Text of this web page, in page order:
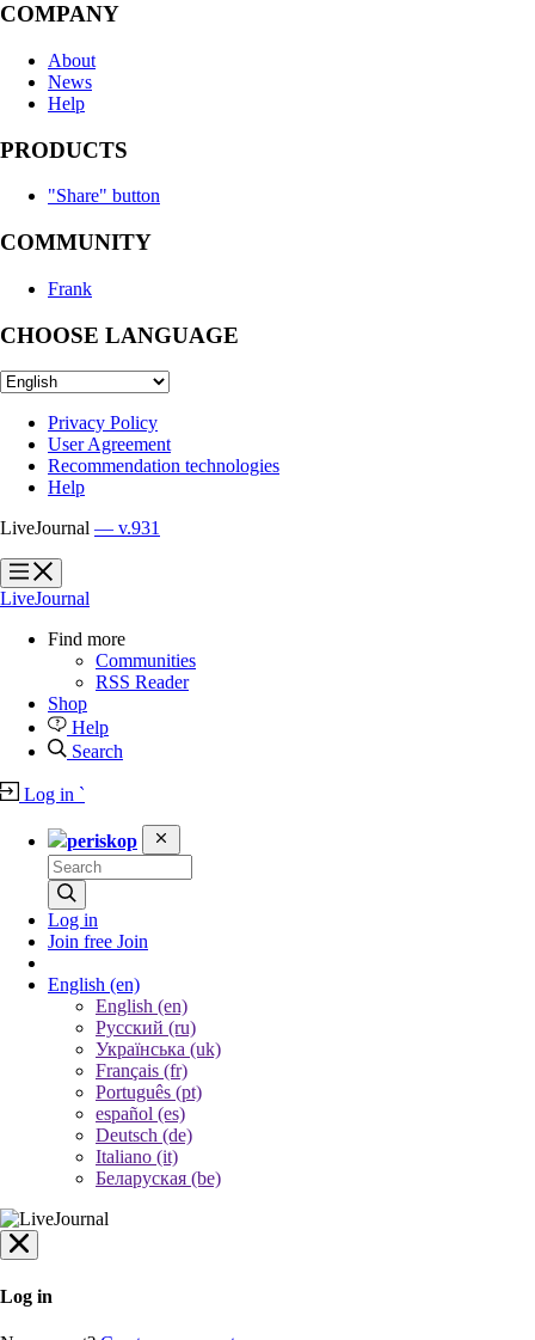
COMPANY
About
News
Help
PRODUCTS
"Share" button
COMMUNITY
Frank
CHOOSE LANGUAGE
Privacy Policy
User Agreement
Recommendation technologies
Help
LiveJournal — v.931
?
?
LiveJournal
Find more
Communities
RSS Reader
Shop
Help
Search
Log in `
periskop
Log in
Join free Join
English (en)
English (en)
Русский (ru)
Українська (uk)
Français (fr)
Português (pt)
español (es)
Deutsch (de)
Italiano (it)
Беларуская (be)
Log in